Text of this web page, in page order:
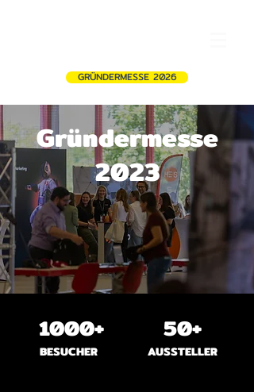
GRÜNDERMESSE 2026
Gründermesse
2023
1000+ 50+
BESUCHER AUSSTELLER